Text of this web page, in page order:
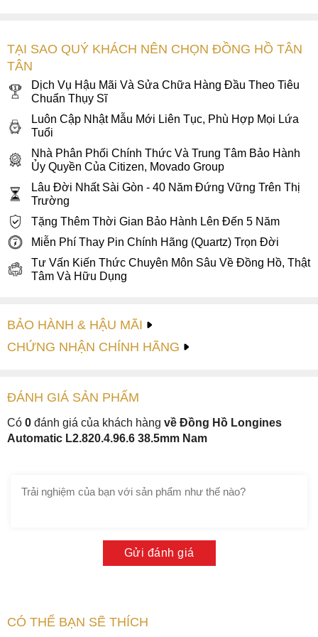
Mặt số xanh dương chải tia sunray được bao bọc bởi lớp
kính sapphire trong suốt mang đến trải nghiệm quan sát
hoàn hảo
kế đơn giản hiện đại trên kiểu dáng tròn cổ điển. Một kiểu
hoài cổ không nhàm chán phù hợp cho xu hướng hiện đại.
Mặt số sử dụng tông màu xanh dương trẻ trung, mang tinh
túy di sản nhà Longines được hoàn thiện vân sunray với
các tia đồng tâm cho chuyển đổi màu sắc dưới nhiều góc độ
khác nhau. Các chi tiết thép mang tông màu bạc nổi bật phía
trên từ bộ kim dauphine với kim giây dài chạm viền lướt nhẹ
vạch index và số arab đan xen tại các mốc giờ, được bao
bọc bởi vòng kép chia phút như bậc thang xoay tròn theo
Thêm vào đó, Longines L2.820.4.96.6 còn trang bị chức
TẠI SAO QUÝ KHÁCH NÊN CHỌN ĐỒNG HỒ TÂN
TÂN
Dịch Vụ Hậu Mãi Và Sửa Chữa Hàng Đầu Theo Tiêu
Chuẩn Thụy Sĩ
Luôn Cập Nhật Mẫu Mới Liên Tục, Phù Hợp Mọi Lứa
Tuổi
Nhà Phân Phối Chính Thức Và Trung Tâm Bảo Hành
Ủy Quyền Của Citizen, Movado Group
Lâu Đời Nhất Sài Gòn - 40 Năm Đứng Vững Trên Thị
Trường
Tặng Thêm Thời Gian Bảo Hành Lên Đến 5 Năm
Miễn Phí Thay Pin Chính Hãng (Quartz) Trọn Đời
Tư Vấn Kiến Thức Chuyên Môn Sâu Về Đồng Hồ, Thật
Tâm Và Hữu Dụng
BẢO HÀNH & HẬU MÃI
CHỨNG NHẬN CHÍNH HÃNG
ĐÁNH GIÁ SẢN PHẤM
Có 0 đánh giá của khách hàng về Đồng Hồ Longines
Automatic L2.820.4.96.6 38.5mm Nam
Gửi đánh giá
CÓ THỂ BẠN SẼ THÍCH